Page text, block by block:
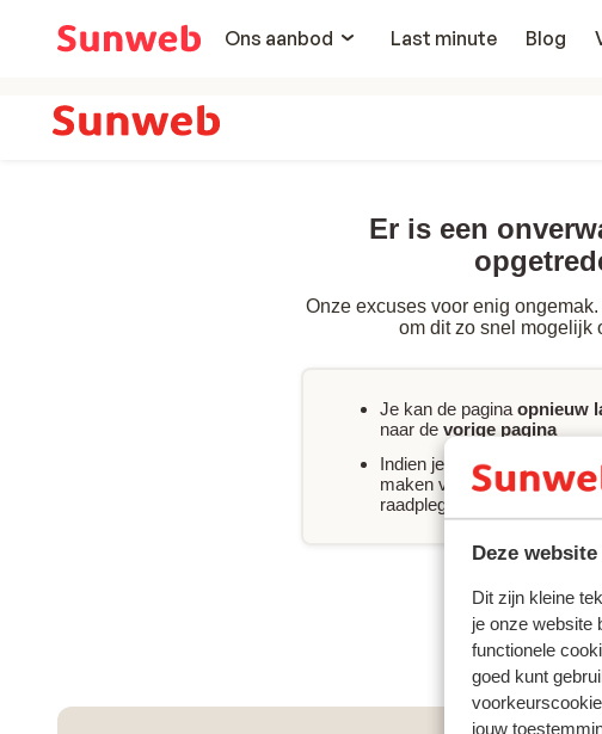
Deze
Dit zijn kleine
je onze website
functionele
goed kunt
jouw
Ons aanbod
Last minute Blog
Er is een
Onze excuses voor enig
om dit zo snel mogelijk
Je kan de pagina opnieuw
naar de vorige pagina
Indien je
onmiddellijke
maken van jouw boeking,
raadplegen of
Zoek &